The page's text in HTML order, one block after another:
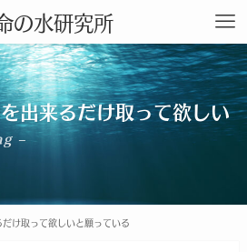
の水研究所
出来るだけ取って欲しい
–
け取って欲しいと願っている